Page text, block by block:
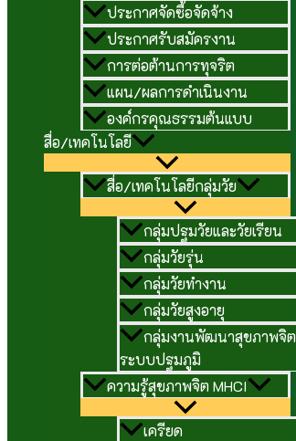
ประกาศจัดซื้อจัดจ้าง
ประกาศรับสมัครงาน
การต่อต้านการทุจริต
แผน/ผลการดำเนินงาน
องค์กรคุณธรรมต้นแบบ
สื่อ/เทคโนโลยี
สื่อ/เทคโนโลยีกลุ่มวัย
กลุ่มปฐมวัยและวัยเรียน
กลุ่มวัยรุ่น
กลุ่มวัยทำงาน
กลุ่มวัยสูงอายุ
กลุ่มงานพัฒนาสุขภาพจิต
ระบบปฐมภูมิ
ความรู้สุขภาพจิต MHCI
เครียด